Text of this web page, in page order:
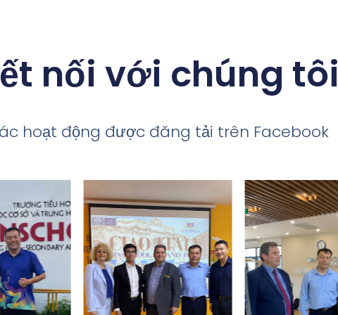
nối với chúng tôi
hoạt động được đăng tải trên Facebook